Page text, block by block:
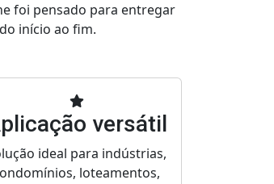
foi pensado para entregar
início ao fim.
versátil
ideal para indústrias,
loteamentos,